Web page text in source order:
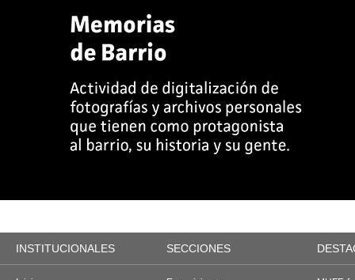
INSTITUCIONALES SECCIONES